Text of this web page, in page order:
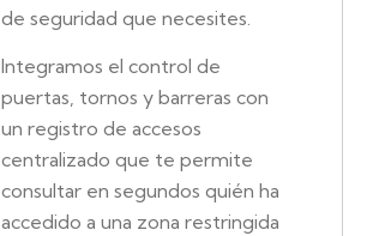
de seguridad que necesites.
Integramos el control de
puertas, tornos y barreras con
un registro de accesos
centralizado que te permite
consultar en segundos quién ha
accedido a una zona restringida